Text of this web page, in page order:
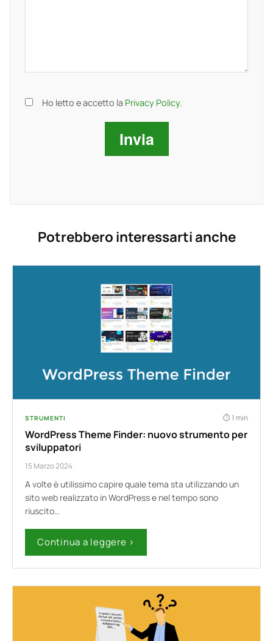
Ho letto e accetto la Privacy Policy.
Potrebbero interessarti anche
STRUMENTI 1 min
WordPress Theme Finder: nuovo strumento per
sviluppatori
15 Marzo 2024
A volte è utilissimo capire quale tema sta utilizzando un
sito web realizzato in WordPress e nel tempo sono
riuscito…
Continua a leggere ›